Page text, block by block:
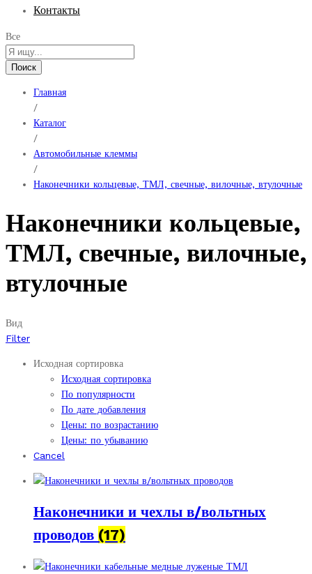
Контакты
Все
Поиск
Главная
/
Каталог
/
Автомобильные клеммы
/
Наконечники кольцевые, ТМЛ, свечные, вилочные, втулочные
Наконечники кольцевые,
ТМЛ, свечные, вилочные,
втулочные
Вид
Filter
Исходная сортировка
Исходная сортировка
По популярности
По дате добавления
Цены: по возрастанию
Цены: по убыванию
Cancel
Наконечники и чехлы в/вольтных
проводов (17)